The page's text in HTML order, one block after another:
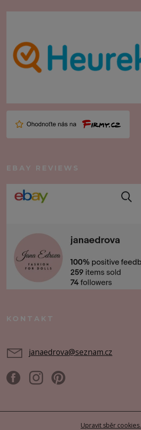
EBAY REVIEWS
KONTAKT
janaedrova@seznam.cz
Upravit sběr cookies.